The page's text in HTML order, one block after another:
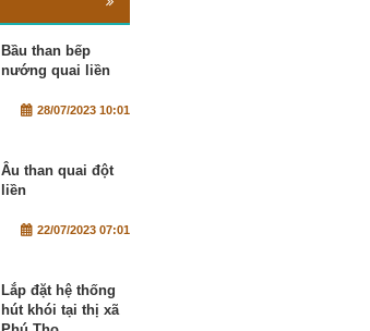
Bầu than bếp
nướng quai liền
28/07/2023 10:01
Âu than quai đột
liền
22/07/2023 07:01
Lắp đặt hệ thống
hút khói tại thị xã